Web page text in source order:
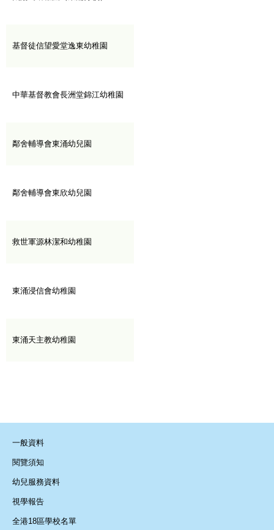
基督徒信望愛堂逸東幼稚園
中華基督教會長洲堂錦江幼稚園
鄰舍輔導會東涌幼兒園
鄰舍輔導會東欣幼兒園
救世軍源林潔和幼稚園
東涌浸信會幼稚園
東涌天主教幼稚園
一般資料
閱覽須知
幼兒服務資料
視學報告
全港18區學校名單